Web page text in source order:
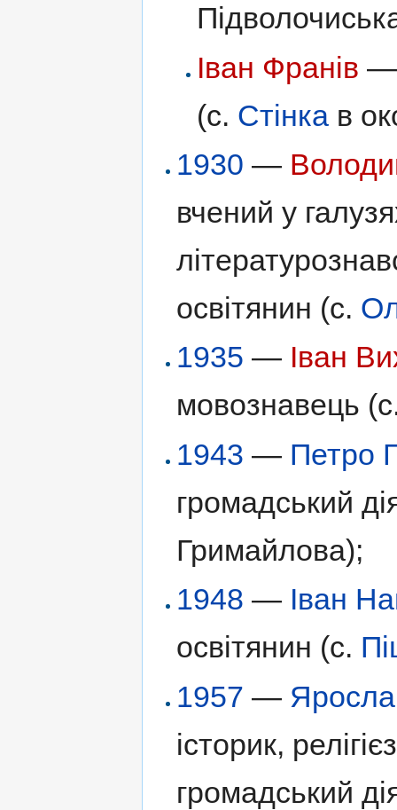
Іван Франів —
(с. Стінкав
1930 —
вчений у
освітянин (с.
1935 — Іван
мовознавець
1943 — Петро
громадський
Гримайлова);
1948 — Іван
освітянин (с.
1957 —
історик,
громадський